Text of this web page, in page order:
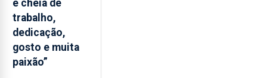
e cheia de
trabalho,
dedicação,
gosto e muita
paixão”